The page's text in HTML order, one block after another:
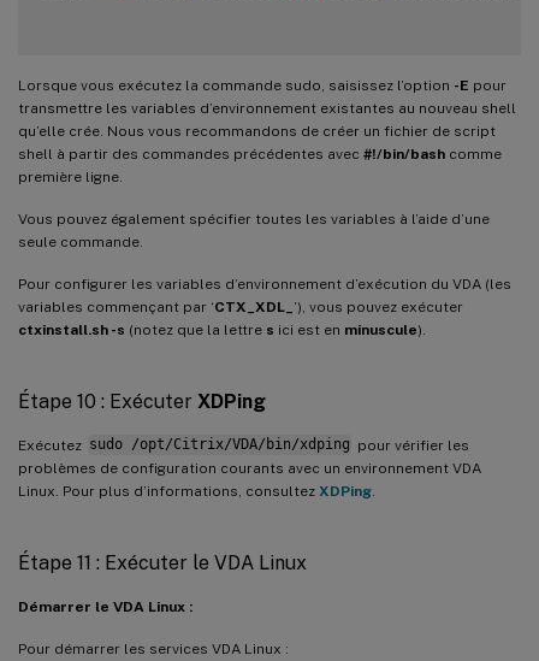
Lorsque vous exécutez la commande sudo, saisissez l’option -E pour
transmettre les variables d’environnement existantes au nouveau shell
qu’elle crée. Nous vous recommandons de créer un fichier de script
shell à partir des commandes précédentes avec #!/bin/bash comme
première ligne.
Vous pouvez également spécifier toutes les variables à l’aide d’une
seule commande.
Pour configurer les variables d’environnement d’exécution du VDA (les
variables commençant par ‘CTX_XDL_ ’), vous pouvez exécuter
ctxinstall.sh -s (notez que la lettre s ici est en minuscule).
Étape 10 : Exécuter XDPing
Exécutez sudo /opt/Citrix/VDA/bin/xdping pour vérifier les
problèmes de configuration courants avec un environnement VDA
Linux. Pour plus d’informations, consultez XDPing
Étape 11 : Exécuter le VDA Linux
Démarrer le VDA Linux :
Pour démarrer les services VDA Linux :